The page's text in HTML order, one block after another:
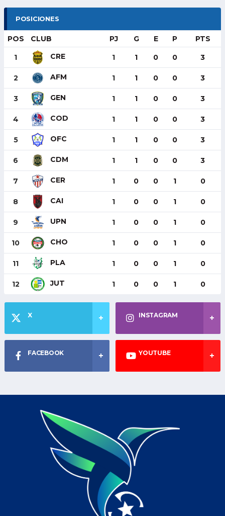
POSICIONES
POS CLUB PJ G E P PTS
1 CRE 1 1 0 0 3
2 AFM 1 1 0 0 3
3 GEN 1 1 0 0 3
4 COD 1 1 0 0 3
5 OFC 1 1 0 0 3
6 CDM 1 1 0 0 3
7 CER 1 0 0 1 0
8 CAI 1 0 0 1 0
9 UPN 1 0 0 1 0
10 CHO 1 0 0 1 0
11 PLA 1 0 0 1 0
12 JUT 1 0 0 1 0
X INSTAGRAM
FACEBOOK YOUTUBE